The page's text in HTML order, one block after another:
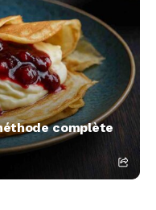
complète